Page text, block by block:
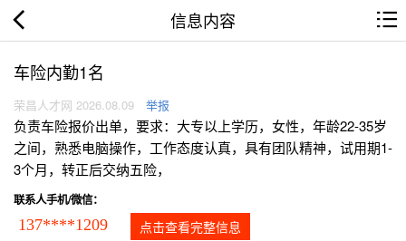
信息内容
车险内勤1名
荣昌人才网 2026.08.09 举报
负责车险报价出单，要求：大专以上学历，女性，年龄22-35岁
之间，熟悉电脑操作，工作态度认真，具有团队精神，试用期1-
3个月，转正后交纳五险，
联系人手机/微信：
137****1209 点击查看完整信息